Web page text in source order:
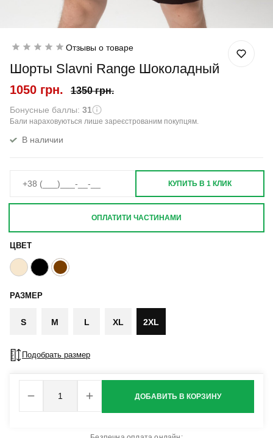
Отзывы о товаре
Шорты Slavni Range Шоколадный
1050 грн. 1350 грн.
Бонусные баллы: 31
Бали нараховуються лише зареєстрованим покупцям.
В наличии
ЦВЕТ
РАЗМЕР
S M L XL 2XL
Подобрать размер
ДОБАВИТЬ В КОРЗИНУ
КУПИТЬ В 1 КЛИК
ОПЛАТИТИ ЧАСТИНАМИ